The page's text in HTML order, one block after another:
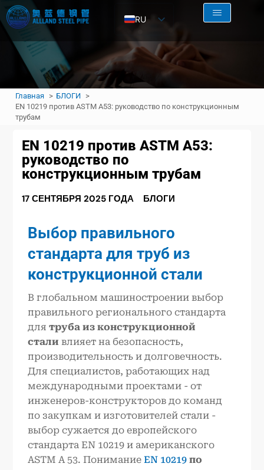
RU
Главная
БЛОГИ
EN 10219 против ASTM A53: руководство по конструкционным
трубам
EN 10219 против ASTM A53:
руководство по
конструкционным трубам
17 СЕНТЯБРЯ 2025 ГОДА БЛОГИ
Выбор правильного
стандарта для труб из
конструкционной стали
В глобальном машиностроении выбор
правильного регионального стандарта
длятруба из конструкционной
стали влияет на безопасность,
производительность и долговечность.
Для специалистов, работающих над
международными проектами - от
инженеров-конструкторов до команд
по закупкам и изготовителей стали -
выбор сужается до европейского
стандарта EN 10219 и американского
ASTM A 53. ПониманиеEN 10219 по